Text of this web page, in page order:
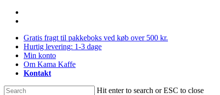
Skip
contentGratis fragt til pakkeboks ved køb over 500 kr.
Hurtig levering: 1-3 dage
Min konto
Om Kama Kaffe
Kontakt
Hit enter to search or ESC to close